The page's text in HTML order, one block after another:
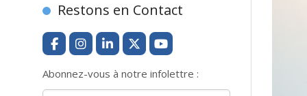
Restons en Contact
Abonnez-vous à notre infolettre :